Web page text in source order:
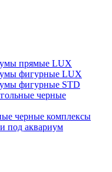
прямые LUX
фигурные LUX
фигурные STD
черные
черные комплексы
под аквариум